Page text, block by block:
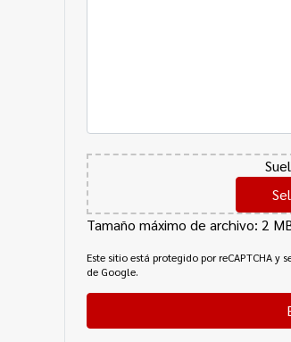
Archivo
Tamaño máximo de archivo: 2
CAPTCHA
Este sitio está protegido por reCAPTCHA
de Google.